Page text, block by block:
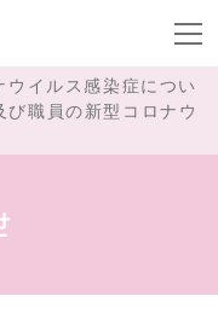
ボ
ウイルス感染症につい
職員の新型コロナウ